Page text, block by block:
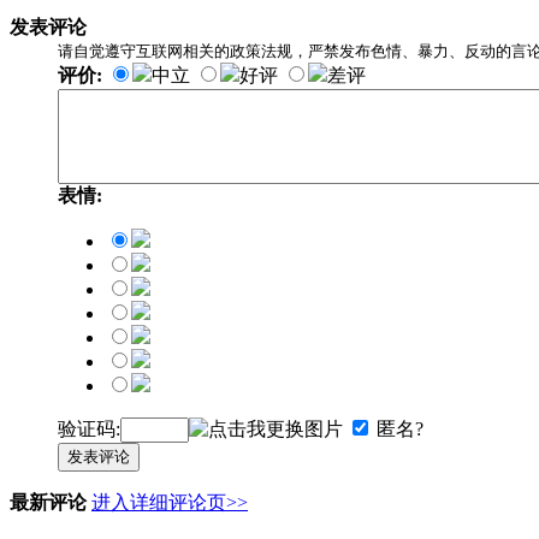
发表评论
请自觉遵守互联网相关的政策法规，严禁发布色情、暴力、反动的言
评价: 中立 好评 差评
表情:
验证码: 匿名?
发表评论
最新评论 进入详细评论页>>